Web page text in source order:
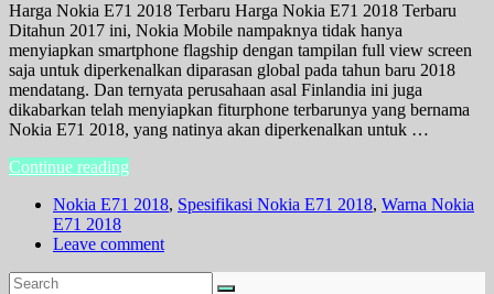
Harga Nokia E71 2018 Terbaru Harga Nokia E71 2018 Terbaru
Ditahun 2017 ini, Nokia Mobile nampaknya tidak hanya
menyiapkan smartphone flagship dengan tampilan full view screen
saja untuk diperkenalkan diparasan global pada tahun baru 2018
mendatang. Dan ternyata perusahaan asal Finlandia ini juga
dikabarkan telah menyiapkan fiturphone terbarunya yang bernama
Nokia E71 2018, yang natinya akan diperkenalkan untuk …
Continue reading
Nokia E71 2018, Spesifikasi Nokia E71 2018, Warna Nokia
E71 2018
Leave comment